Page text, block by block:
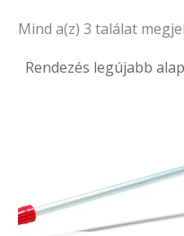
Mind a(z) 3 találat